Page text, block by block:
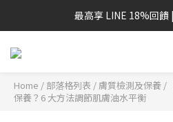
最高享 LINE 18%回饋
Home / 部落格列表 /膚質檢測及保養 /
保養？6 大方法調節肌膚油水平衡